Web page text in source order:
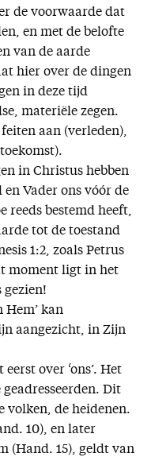
de voorwaarde dat
en met de belofte
van de aarde
hier over de dingen
in deze tijd
materiële zegen.
aan (verleden),
in Christus hebben
Vader ons vóór de
reeds bestemd heeft,
tot de toestand
1:2, zoals Petrus
moment ligt in het
gezien!
Hem’ kan
aangezicht, in Zijn
over ‘ons’. Het
Dit
volken, de heidenen.
10), en later
(Hand. 15), geldt van